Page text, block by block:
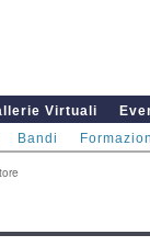
Virtuali
Bandi